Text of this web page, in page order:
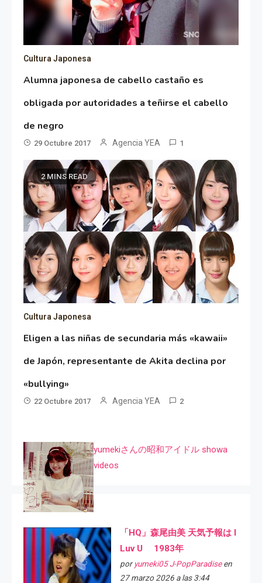
Cultura Japonesa
Alumna japonesa de cabello castaño es
obligada por autoridades a teñirse el cabello
de negro
29 Octubre 2017 Agencia YEA 1
2 MINS READ
Cultura Japonesa
Eligen a las niñas de secundaria más «kawaii»
de Japón, representante de Akita declina por
«bullying»
22 Octubre 2017 Agencia YEA 2
yumekiさんの昭和アイドル showa
videos
「HQ」森尾由美 天気予報は I
Luv U 1983年
por yumeki05 J-PopParadiseen
27 marzo 2026 a las 3:44